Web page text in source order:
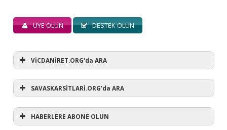
ÜYE OLUN DESTEK OLUN
VİCDANİRET.ORG'da ARA
SAVASKARSİTLARİ.ORG'da ARA
HABERLERE ABONE OLUN